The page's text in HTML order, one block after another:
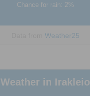
Chance for rain: 2%
Weather25
Weather in Irakleio